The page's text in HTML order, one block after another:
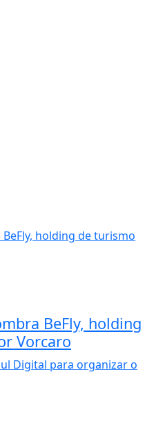
BeFly, holding
Vorcaro